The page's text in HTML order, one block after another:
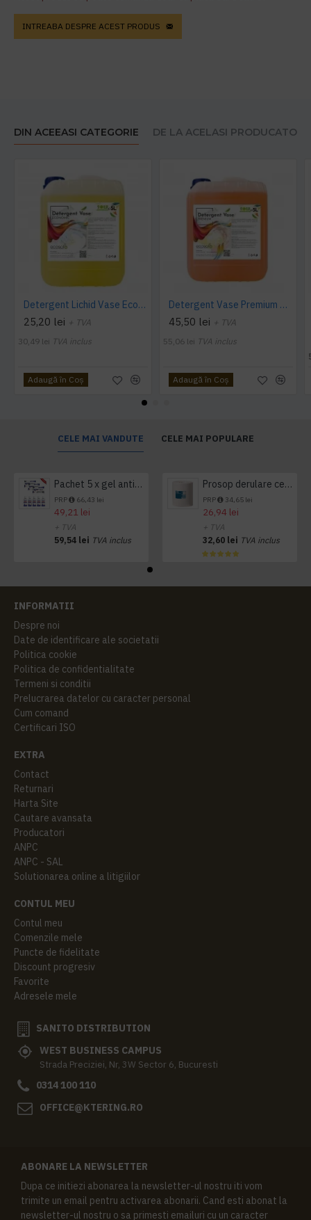
INTREABA DESPRE ACEST PRODUS
DIN ACEEASI CATEGORIE DE LA ACELASI PRODUCATOR
Detergent Lichid Vase Economic, Manual, 5L, AQAS
25,20 lei + TVA
30,49 lei TVA inclus
Adaugă în Coş
Detergent Vase Premium Manual 5L Canistra AQAS
45,50 lei + TVA
55,06 lei TVA inclus
Adaugă în Coş
CELE MAI VANDUTE CELE MAI POPULARE
Pachet 5 x gel antibacterian 50ml si 3 x Servetele antibacteriene 48 buc Hygienium
PRP 66,43 lei
49,21 lei
+ TVA
59,54 lei TVA inclus
Prosop derulare centrala 1 pliu, 300 m Tork
PRP 34,65 lei
26,94 lei
+ TVA
32,60 lei TVA inclus
INFORMATII
Despre noi
Date de identificare ale societatii
Politica cookie
Politica de confidentialitate
Termeni si conditii
Prelucrarea datelor cu caracter personal
Cum comand
Certificari ISO
EXTRA
Contact
Returnari
Harta Site
Cautare avansata
Producatori
ANPC
ANPC - SAL
Solutionarea online a litigiilor
CONTUL MEU
Contul meu
Comenzile mele
Puncte de fidelitate
Discount progresiv
Favorite
Adresele mele
SANITO DISTRIBUTION
WEST BUSINESS CAMPUS
Strada Preciziei, Nr, 3W Sector 6, Bucuresti
0314 100 110
OFFICE@KTERING.RO
ABONARE LA NEWSLETTER
Dupa ce initiezi abonarea la newsletter-ul nostru iti vom
trimite un email pentru activarea abonarii. Cand esti abonat la
newsletter-ul nostru o sa primesti emailuri cu un caracter